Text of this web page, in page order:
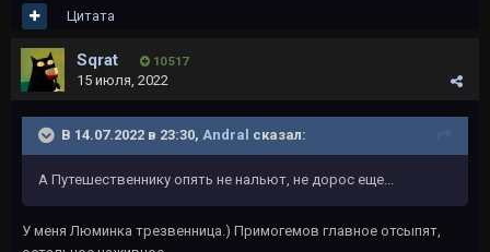
Цитата
Sqrat 10 517
15 июля, 2022
В 14.07.2022 в 23:30, Andral сказал:
А Путешественнику опять не нальют, не дорос еще...
У меня Люминка трезвенница.) Примогемов главное отсыпят,